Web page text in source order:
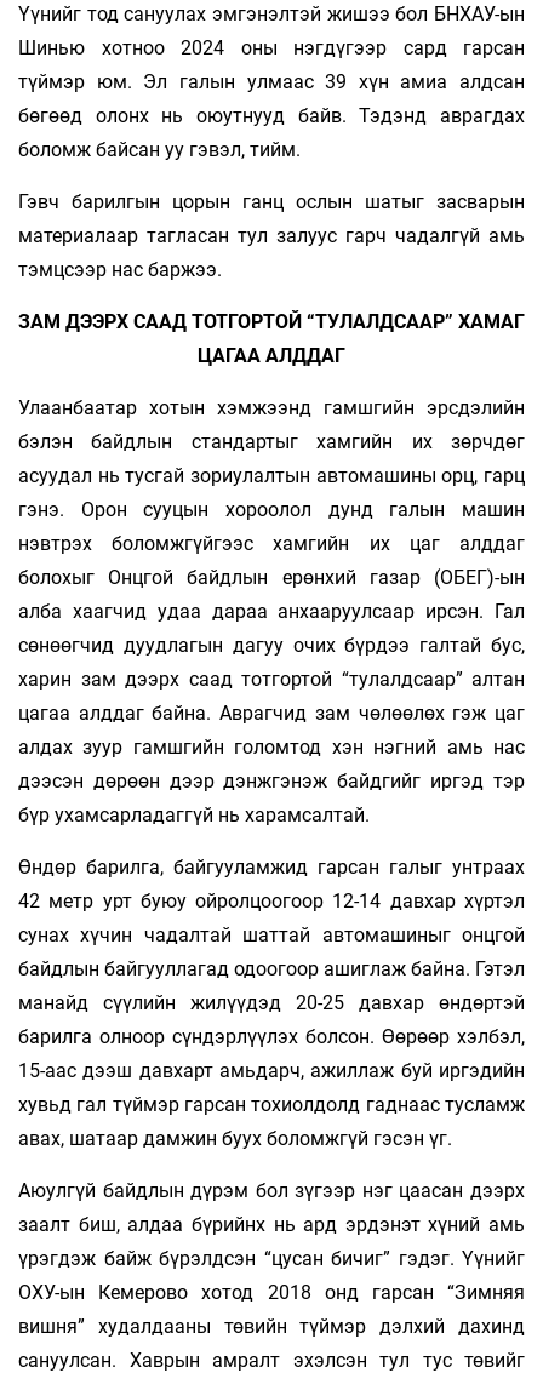
Үүнийг тод сануулах эмгэнэлтэй жишээ бол БНХАУ-ын
Шинью хотноо 2024 оны нэгдүгээр сард гарсан
түймэр юм. Эл галын улмаас 39 хүн амиа алдсан
бөгөөд олонх нь оюутнууд байв. Тэдэнд аврагдах
боломж байсан уу гэвэл, тийм.
Гэвч барилгын цорын ганц ослын шатыг засварын
материалаар тагласан тул залуус гарч чадалгүй амь
тэмцсээр нас баржээ.
ЗАМ ДЭЭРХ СААД ТОТГОРТОЙ “ТУЛАЛДСААР” ХАМАГ
ЦАГАА АЛДДАГ
Улаанбаатар хотын хэмжээнд гамшгийн эрсдэлийн
бэлэн байдлын стандартыг хамгийн их зөрчдөг
асуудал нь тусгай зориулалтын автомашины орц, гарц
гэнэ. Орон сууцын хороолол дунд галын машин
нэвтрэх боломжгүйгээс хамгийн их цаг алддаг
болохыг Онцгой байдлын ерөнхий газар (ОБЕГ)-ын
алба хаагчид удаа дараа анхааруулсаар ирсэн. Гал
сөнөөгчид дуудлагын дагуу очих бүрдээ галтай бус,
харин зам дээрх саад тотгортой “тулалдсаар” алтан
цагаа алддаг байна. Аврагчид зам чөлөөлөх гэж цаг
алдах зуур гамшгийн голомтод хэн нэгний амь нас
дээсэн дөрөөн дээр дэнжгэнэж байдгийг иргэд тэр
бүр ухамсарладаггүй нь харамсалтай.
Өндөр барилга, байгууламжид гарсан галыг унтраах
42 метр урт буюу ойролцоогоор 12-14 давхар хүртэл
сунах хүчин чадалтай шаттай автомашиныг онцгой
байдлын байгууллагад одоогоор ашиглаж байна. Гэтэл
манайд сүүлийн жилүүдэд 20-25 давхар өндөртэй
барилга олноор сүндэрлүүлэх болсон. Өөрөөр хэлбэл,
15-аас дээш давхарт амьдарч, ажиллаж буй иргэдийн
хувьд гал түймэр гарсан тохиолдолд гаднаас тусламж
авах, шатаар дамжин буух боломжгүй гэсэн үг.
Аюулгүй байдлын дүрэм бол зүгээр нэг цаасан дээрх
заалт биш, алдаа бүрийнх нь ард эрдэнэт хүний амь
үрэгдэж байж бүрэлдсэн “цусан бичиг” гэдэг. Үүнийг
ОХУ-ын Кемерово хотод 2018 онд гарсан “Зимняя
вишня” худалдааны төвийн түймэр дэлхий дахинд
сануулсан. Хаврын амралт эхэлсэн тул тус төвийг